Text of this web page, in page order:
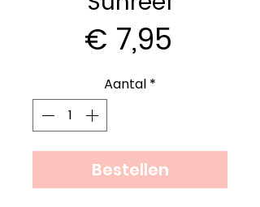
€ 7,95
Aantal *
Bestellen